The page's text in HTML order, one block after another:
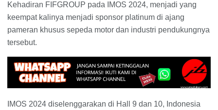
Kehadiran FIFGROUP pada IMOS 2024, menjadi yang
keempat kalinya menjadi sponsor platinum di ajang
pameran khusus sepeda motor dan industri pendukungnya
tersebut.
IMOS 2024 diselenggarakan di Hall 9 dan 10, Indonesia